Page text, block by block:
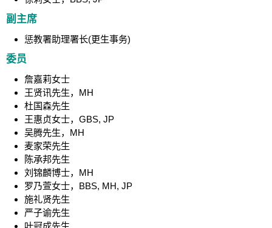
副主席
惩教署助理署长(更生事务)
委员
詹嘉莉女士
王贤讯先生，MH
杜国森先生
王惠贞女士，GBS, JP
吴腾先生，MH
麦家荣先生
陈承邦先生
刘锦麟博士，MH
罗乃萱女士，BBS, MH, JP
施礼贤先生
严子谕先生